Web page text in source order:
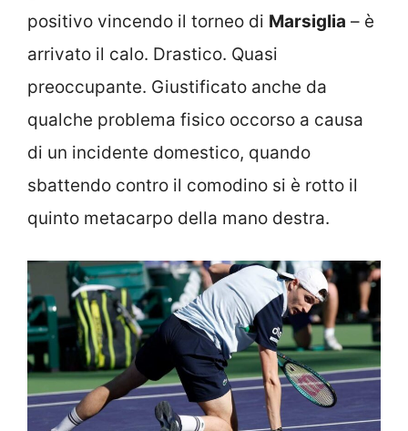
positivo vincendo il torneo di Marsiglia – è
arrivato il calo. Drastico. Quasi
preoccupante. Giustificato anche da
qualche problema fisico occorso a causa
di un incidente domestico, quando
sbattendo contro il comodino si è rotto il
quinto metacarpo della mano destra.